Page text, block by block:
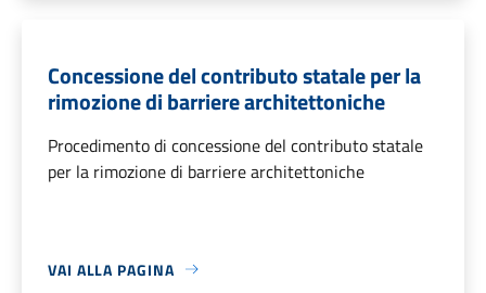
Concessione del contributo statale per la
rimozione di barriere architettoniche
Procedimento di concessione del contributo statale
per la rimozione di barriere architettoniche
VAI ALLA PAGINA